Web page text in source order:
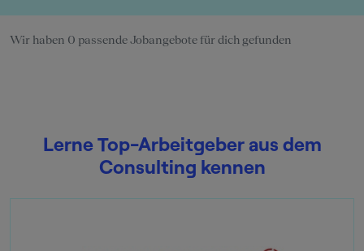
Wir haben 0 passende Jobangebote für dich gefunden
Lerne Top-Arbeitgeber aus dem
Consulting kennen